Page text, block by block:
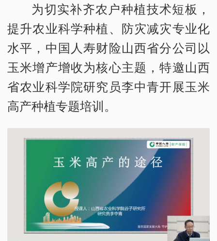
为切实补齐农户种植技术短板，
提升农业科学种植、防灾减灾专业化
水平，中国人寿财险山西省分公司以
玉米增产增收为核心主题，特邀山西
省农业科学院研究员李中青开展玉米
高产种植专题培训。